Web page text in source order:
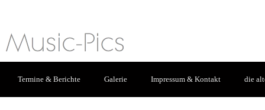
Termine & Berichte Galerie Impressum & Kontakt die